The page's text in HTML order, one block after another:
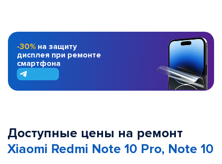
-30% на защиту
дисплея при ремонте
смартфона
Доступные цены на ремонт
Xiaomi Redmi Note 10 Pro, Note 10